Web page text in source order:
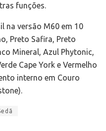
funções.
na versão M60 em 10
Preto Safira, Preto
Mineral, Azul Phytonic,
Cape York e Vermelho
interno em Couro